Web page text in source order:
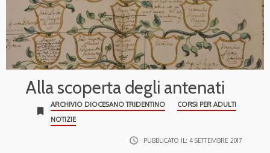
Alla scoperta degli antenati
bookmark
ARCHIVIO DIOCESANO TRIDENTINO
CORSI PER ADULTI
NOTIZIE
access_time PUBBLICATO IL: 4 SETTEMBRE 2017